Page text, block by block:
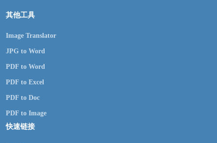
其他工具
Image Translator
JPG to Word
PDF to Word
PDF to Excel
PDF to Doc
PDF to Image
快速链接